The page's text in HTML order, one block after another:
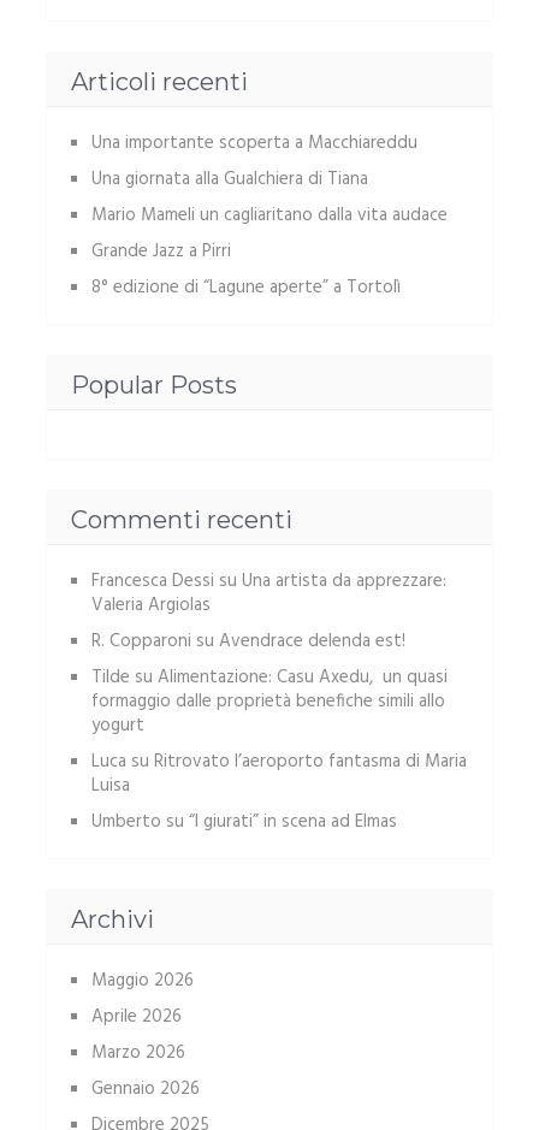
Articoli recenti
Una importante scoperta a Macchiareddu
Una giornata alla Gualchiera di Tiana
Mario Mameli un cagliaritano dalla vita audace
Grande Jazz a Pirri
8° edizione di “Lagune aperte” a Tortolì
Popular Posts
Commenti recenti
Francesca Dessi su Una artista da apprezzare:
Valeria Argiolas
R. Copparoni su Avendrace delenda est!
Tilde su Alimentazione: Casu Axedu, un quasi
formaggio dalle proprietà benefiche simili allo
yogurt
Luca su Ritrovato l’aeroporto fantasma di Maria
Luisa
Umberto su “I giurati” in scena ad Elmas
Archivi
Maggio 2026
Aprile 2026
Marzo 2026
Gennaio 2026